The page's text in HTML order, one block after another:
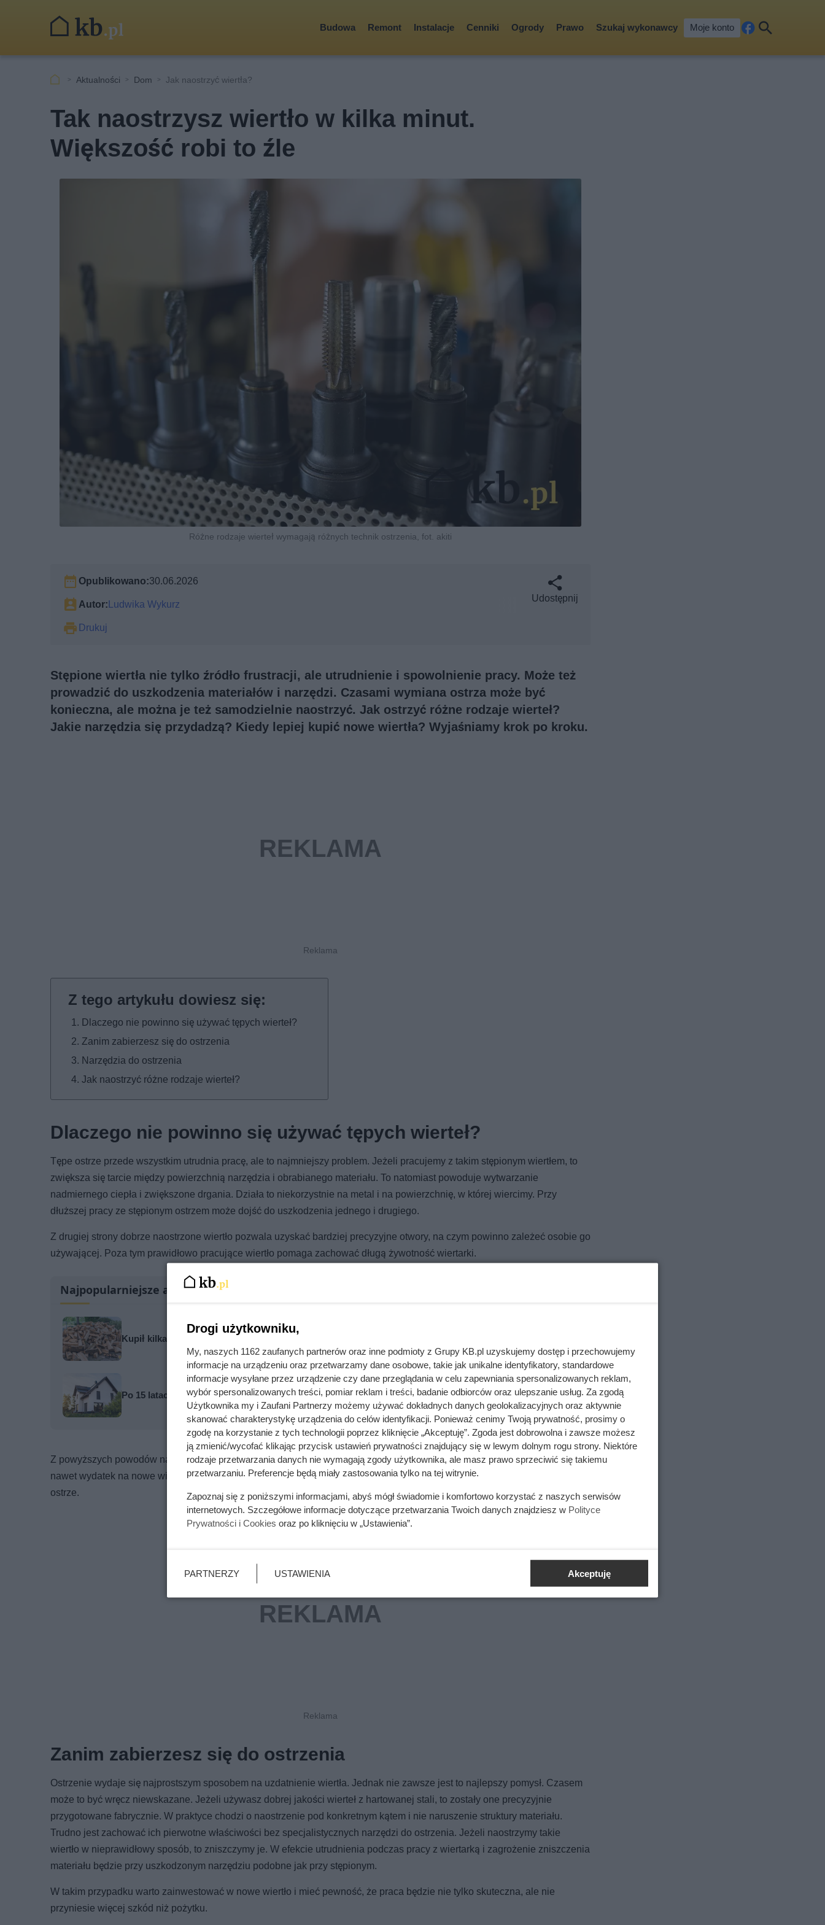
Budowa Remont Instalacje Cenniki Ogrody Prawo Szukaj wykonawcy Moje konto
cebkaj
Aktualności Dom Jak naostrzyć wiertła?
Tak naostrzysz wiertło w kilka minut.
Większość robi to źle
Różne rodzaje wierteł wymagają różnych technik ostrzenia, fot. akiti
Opublikowano:30.06.2026
Autor:Ludwika Wykurz
Drukuj
Udostępnij
Stępione wiertła nie tylko źródło frustracji, ale utrudnienie i spowolnienie pracy. Może też
prowadzić do uszkodzenia materiałów i narzędzi. Czasami wymiana ostrza może być
konieczna, ale można je też samodzielnie naostrzyć. Jak ostrzyć różne rodzaje wierteł?
Jakie narzędzia się przydadzą? Kiedy lepiej kupić nowe wiertła? Wyjaśniamy krok po kroku.
Dlaczego nie powinno się używać tępych wierteł?
Zanim zabierzesz się do ostrzenia
Narzędzia do ostrzenia
Jak naostrzyć różne rodzaje wierteł?
Dlaczego nie powinno się używać tępych wierteł?
Tępe ostrze przede wszystkim utrudnia pracę, ale to najmniejszy problem. Jeżeli pracujemy z takim stępionym wiertłem, to
zwiększa się tarcie między powierzchnią narzędzia i obrabianego materiału. To natomiast powoduje wytwarzanie
nadmiernego ciepła i zwiększone drgania. Działa to niekorzystnie na metal i na powierzchnię, w której wiercimy. Przy
dłuższej pracy ze stępionym ostrzem może dojść do uszkodzenia jednego i drugiego.
Z drugiej strony dobrze naostrzone wiertło pozwala uzyskać bardziej precyzyjne otwory, na czym powinno zależeć osobie go
używającej. Poza tym prawidłowo pracujące wiertło pomaga zachować długą żywotność wiertarki.
Najpopularniejsze artykuły
Kupił kilka metrów „suchego grabu”. Gdy rozpalił w piecu, z komina poszedł gęsty dym
Po 15 latach zdjęli fragment elewacji. To, co zastali pod styropianem, zaskoczyło nawet wykonawcę
Z powyższych powodów naostrzenie wiertła lub kupienie narzędzia ostrzonego fabrycznie jest bardzo ważne. Ostatecznie
nawet wydatek na nowe wiertło może się okazać oszczędnością, w porównaniu ze szkodami spowodowanymi przez tępe
ostrze.
Zanim zabierzesz się do ostrzenia
Ostrzenie wydaje się najprostszym sposobem na uzdatnienie wiertła. Jednak nie zawsze jest to najlepszy pomysł. Czasem
może to być wręcz niewskazane. Jeżeli używasz dobrej jakości wierteł z hartowanej stali, to zostały one precyzyjnie
przygotowane fabrycznie. W praktyce chodzi o naostrzenie pod konkretnym kątem i nie naruszenie struktury materiału.
Trudno jest zachować ich pierwotne właściwości bez specjalistycznych narzędzi do ostrzenia. Jeżeli naostrzymy takie
wiertło w nieprawidłowy sposób, to zniszczymy je. W efekcie utrudnienia podczas pracy z wiertarką i zagrożenie zniszczenia
materiału będzie przy uszkodzonym narzędziu podobne jak przy stępionym.
W takim przypadku warto zainwestować w nowe wiertło i mieć pewność, że praca będzie nie tylko skuteczna, ale nie
przyniesie więcej szkód niż pożytku.
Drogi użytkowniku,
My, naszych 1162 zaufanych partnerów oraz inne podmioty z Grupy KB.pl uzyskujemy dostęp i przechowujemy
informacje na urządzeniu oraz przetwarzamy dane osobowe, takie jak unikalne identyfikatory, standardowe
informacje wysyłane przez urządzenie czy dane przeglądania w celu zapewniania spersonalizowanych reklam,
wybór spersonalizowanych treści, pomiar reklam i treści, badanie odbiorców oraz ulepszanie usług. Za zgodą
Użytkownika my i Zaufani Partnerzy możemy używać dokładnych danych geolokalizacyjnych oraz aktywnie
skanować charakterystykę urządzenia do celów identyfikacji. Ponieważ cenimy Twoją prywatność, prosimy o
zgodę na korzystanie z tych technologii poprzez kliknięcie „Akceptuję”. Zgoda jest dobrowolna i zawsze możesz
ją zmienić/wycofać klikając przycisk ustawień prywatności znajdujący się w lewym dolnym rogu strony. Niektóre
rodzaje przetwarzania danych nie wymagają zgody użytkownika, ale masz prawo sprzeciwić się takiemu
przetwarzaniu. Preferencje będą miały zastosowania tylko na tej witrynie.
Zapoznaj się z poniższymi informacjami, abyś mógł świadomie i komfortowo korzystać z naszych serwisów
internetowych. Szczegółowe informacje dotyczące przetwarzania Twoich danych znajdziesz w Polityce
Prywatności i Cookies oraz po kliknięciu w „Ustawienia”.
PARTNERZY USTAWIENIA Akceptuję